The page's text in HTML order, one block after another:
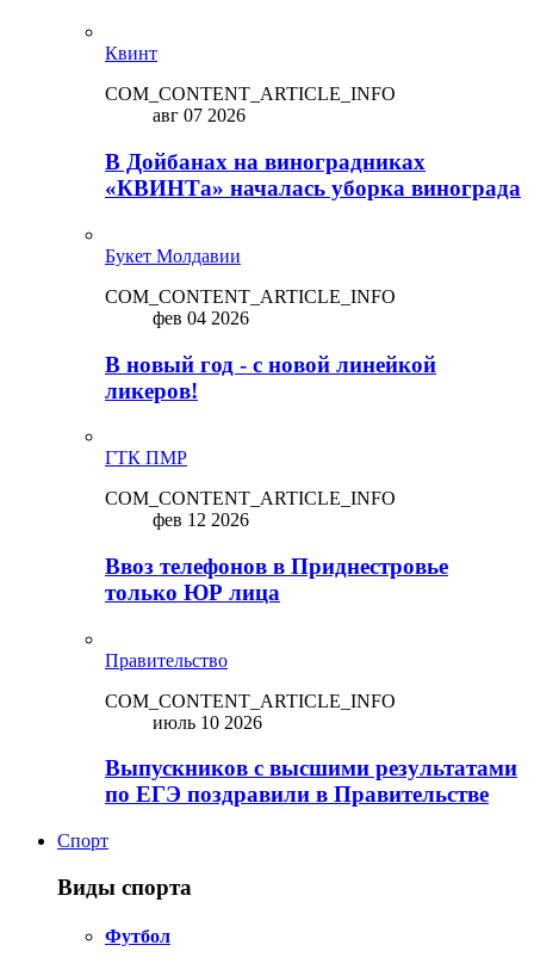
Квинт
COM_CONTENT_ARTICLE_INFO
авг 07 2026
В Дойбанах на виноградниках
«КВИНТа» началась уборка винограда
Букет Молдавии
COM_CONTENT_ARTICLE_INFO
фев 04 2026
В новый год - с новой линейкой
ликepoв!
ГТК ПМР
COM_CONTENT_ARTICLE_INFO
фев 12 2026
Ввоз телефонов в Приднестровье
только ЮР лица
Правительство
COM_CONTENT_ARTICLE_INFO
июль 10 2026
Выпускников с высшими результатами
по ЕГЭ поздравили в Правительстве
Спорт
Виды спорта
Футбол